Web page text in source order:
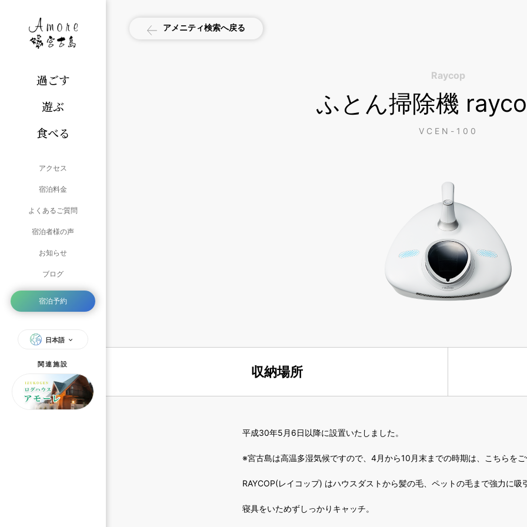
過ごす
遊ぶ
食べる
アクセス
宿泊料金
よくあるご質問
宿泊者様の声
お知らせ
ブログ
宿泊予約
日本語
関連施設
アメニティ検索へ戻る
Raycop
ふとん掃除機
VCEN-100
収納場所
平成30年5月6日以降に設置いたしました。
※宮古島は高温多湿気候ですので、4月から10月末までの時期は、こちらを
RAYCOP(レイコップ) はハウスダストから髪の毛、ペットの毛まで強力に吸
寝具をいためずしっかりキャッチ。